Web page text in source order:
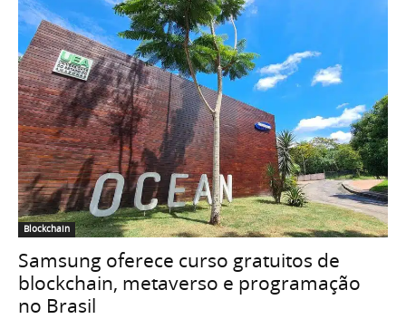
Blockchain
Samsung oferece curso gratuitos de
blockchain, metaverso e programação
no Brasil